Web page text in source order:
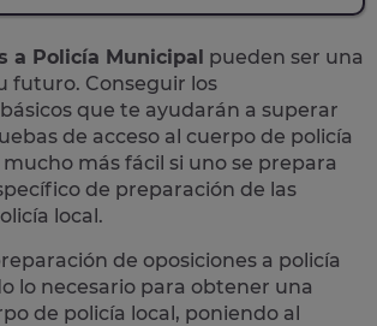
a Policía Municipal pueden ser una
futuro. Conseguir los
que te ayudarán a superar
de acceso al cuerpo de policía
más fácil si uno se prepara
de preparación de las
local.
de oposiciones a policía
lo necesario para obtener una
de policía local, poniendo al